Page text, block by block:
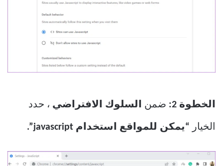
الخطوة 2: ضمن السلوك الافتراضي ، حدد
الخيار “يمكن للمواقع استخدام javascript”.